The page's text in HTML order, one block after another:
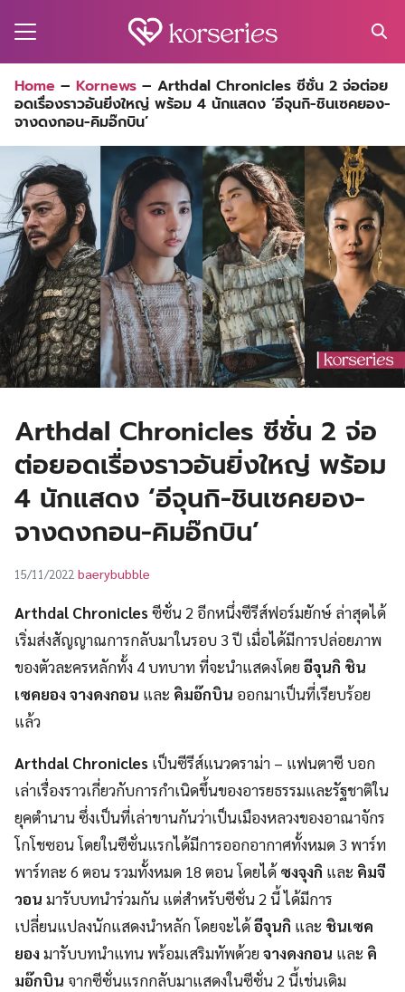
for:
Home – Kornews – Arthdal Chronicles ซีซั่น 2 จ่อต่อย
อดเรื่องราวอันยิ่งใหญ่ พร้อม 4 นักแสดง ‘อีจุนกิ-ชินเซคยอง-
จางดงกอน-คิมอ๊กบิน’
Arthdal Chronicles ซีซั่น 2 จ่อ
ต่อยอดเรื่องราวอันยิ่งใหญ่ พร้อม
4 นักแสดง ‘อีจุนกิ-ชินเซคยอง-
จางดงกอน-คิมอ๊กบิน’
15/11/2022 baerybubble
Arthdal Chroniclesซีซั่น 2 อีกหนึ่งซีรีส์ฟอร์มยักษ์ ล่าสุดได้
เริ่มส่งสัญญาณการกลับมาในรอบ 3 ปี เมื่อได้มีการปล่อยภาพ
ของตัวละครหลักทั้ง 4 บทบาท ที่จะนำแสดงโดยอีจุนกิ ชิน
เซคยองจางดงกอน และ คิมอ๊กบิน ออกมาเป็นที่เรียบร้อย
แล้ว
Arthdal Chronicles เป็นซีรีส์แนวดราม่า – แฟนตาซี บอก
เล่าเรื่องราวเกี่ยวกับการกำเนิดขึ้นของอารยธรรมและรัฐชาติใน
ยุคตำนาน ซึ่งเป็นที่เล่าขานกันว่าเป็นเมืองหลวงของอาณาจักร
โกโชซอน โดยในซีซั่นแรกได้มีการออกอากาศทั้งหมด 3 พาร์ท
พาร์ทละ 6 ตอน รวมทั้งหมด 18 ตอน โดยได้ ซงจุงกิ และ คิมจี
วอน มารับบทนำร่วมกัน แต่สำหรับซีซั่น 2 นี้ ได้มีการ
เปลี่ยนแปลงนักแสดงนำหลัก โดยจะได้อีจุนกิ และ ชินเซค
ยองมารับบทนำแทน พร้อมเสริมทัพด้วยจางดงกอน และ คิ
มอ๊กบิน จากซีซั่นแรกกลับมาแสดงในซีซั่น 2 นี้เช่นเดิม